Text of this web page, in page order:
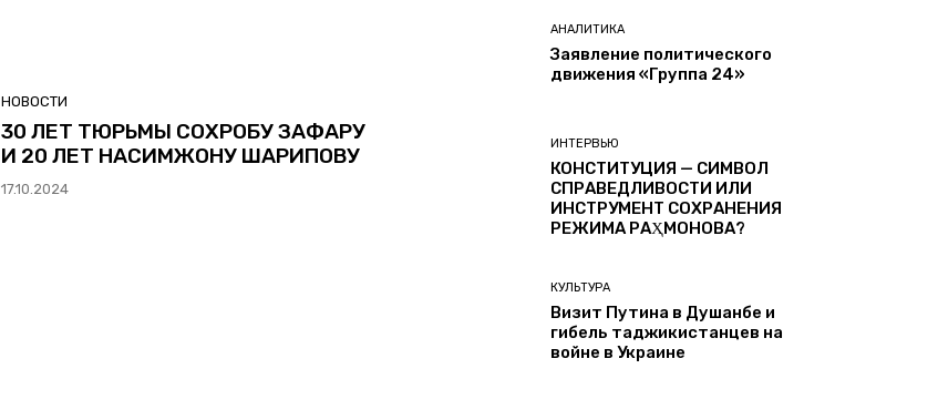
НОВОСТИ
30 ЛЕТ ТЮРЬМЫ СОХРОБУ ЗАФАРУ
И 20 ЛЕТ НАСИМЖОНУ ШАРИПОВУ
17.10.2024
АНАЛИТИКА
Заявление политического
движения «Группа 24»
ИНТЕРВЬЮ
КОНСТИТУЦИЯ — СИМВОЛ
СПРАВЕДЛИВОСТИ ИЛИ
ИНСТРУМЕНТ СОХРАНЕНИЯ
РЕЖИМА РАҲМОНОВА?
КУЛЬТУРА
Визит Путина в Душанбе и
гибель таджикистанцев на
войне в Украине